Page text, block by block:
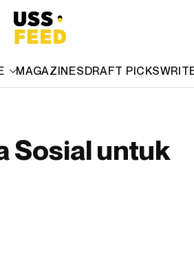
MAGAZINESDRAFT PICKS
Sosial untuk